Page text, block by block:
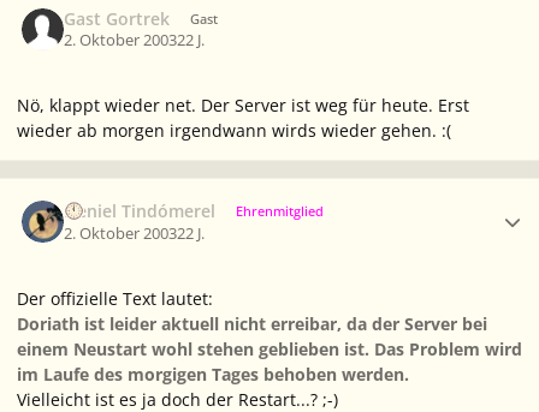
Gast Gortrek Gast
2. Oktober 200322 J.
Nö, klappt wieder net. Der Server ist weg für heute. Erst
wieder ab morgen irgendwann wirds wieder gehen. :(
Neniel Tindómerel Ehrenmitglied
2. Oktober 200322 J.
Der offizielle Text lautet:
Doriath ist leider aktuell nicht erreibar, da der Server bei
einem Neustart wohl stehen geblieben ist. Das Problem wird
im Laufe des morgigen Tages behoben werden.
Vielleicht ist es ja doch der Restart...? ;-)